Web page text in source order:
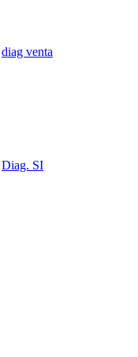
diag venta
Diag. SI